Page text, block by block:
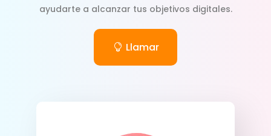
ayudarte a alcanzar tus objetivos digitales.
Llamar